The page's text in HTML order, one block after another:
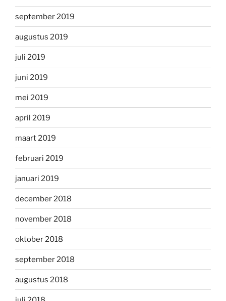
september 2019
augustus 2019
juli 2019
juni 2019
mei 2019
april 2019
maart 2019
februari 2019
januari 2019
december 2018
november 2018
oktober 2018
september 2018
augustus 2018